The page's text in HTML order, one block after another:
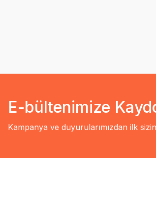
E-bültenimize
Kampanya ve duyurularımızdan ilk